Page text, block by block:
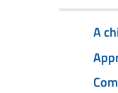
A